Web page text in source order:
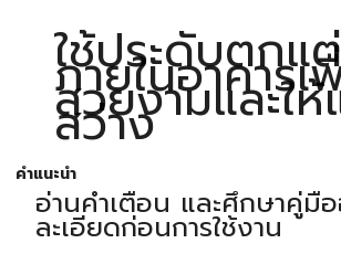
ใช้ประดับตกแ
ภายในอาคาร
สวยงามและใ
สว่าง
คำแนะนำ
อ่านคำเตือน และศึกษาคู่มื
ละเอียดก่อนการใช้งาน